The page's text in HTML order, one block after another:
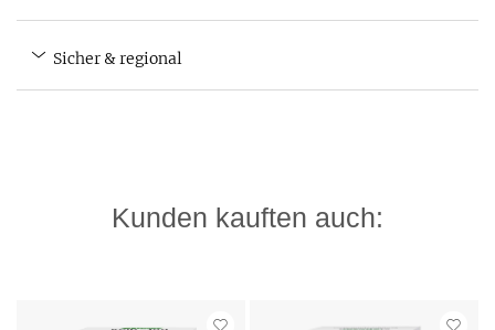
Sicher & regional
Kunden kauften auch: